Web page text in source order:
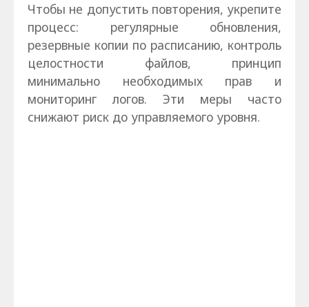
Чтобы не допустить повторения, укрепите
процесс: регулярные обновления,
резервные копии по расписанию, контроль
целостности файлов, принцип
минимально необходимых прав и
мониторинг логов. Эти меры часто
снижают риск до управляемого уровня.